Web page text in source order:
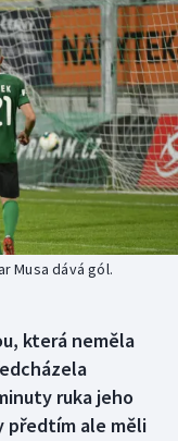
Musa dává gól.
která neměla
ruka jeho
předtím ale měli